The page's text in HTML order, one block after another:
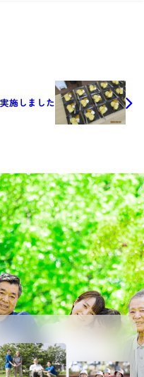
施しました